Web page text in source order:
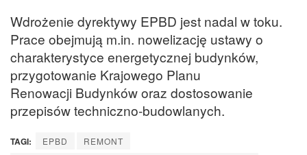
Wdrożenie dyrektywy EPBD jest nadal w toku.
Prace obejmują m.in. nowelizację ustawy o
charakterystyce energetycznej budynków,
przygotowanie Krajowego Planu
Renowacji Budynków oraz dostosowanie
przepisów techniczno-budowlanych.
TAGI: EPBD
REMONT